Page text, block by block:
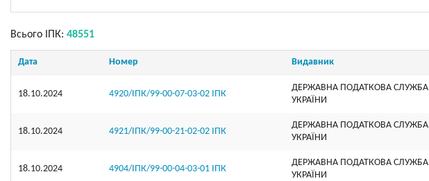
Всього ІПК: 48551
Дата Номер Видавник
18.10.2024 4920/ІПК/99-00-07-03-02 ІПК
ДЕРЖАВНА ПОДАТКОВА СЛУЖБА
УКРАЇНИ
18.10.2024 4921/ІПК/99-00-21-02-02 ІПК
ДЕРЖАВНА ПОДАТКОВА СЛУЖБА
УКРАЇНИ
18.10.2024 4904/ІПК/99-00-04-03-01 ІПК
ДЕРЖАВНА ПОДАТКОВА СЛУЖБА
УКРАЇНИ